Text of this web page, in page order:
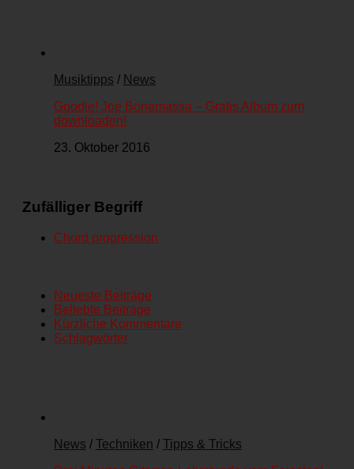
Musiktipps / News
Goodie! Joe Bonamassa – Gratis Album zum
downloaden!
23. Oktober 2016
Zufälliger Begriff
Chord progression
Neueste Beiträge
Beliebte Beiträge
Kürzliche Kommentare
Schlagwörter
News / Techniken / Tipps & Tricks